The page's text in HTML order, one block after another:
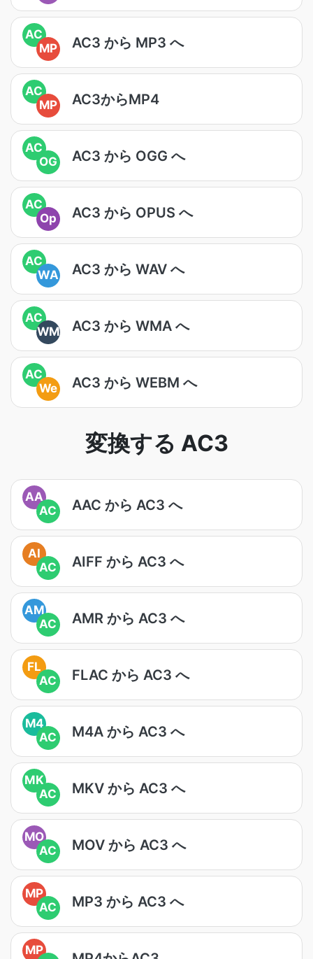
AC
MP
AC3 から MP3 へ
AC
MP
AC3からMP4
AC
OG
AC3 から OGG へ
AC
Op
AC3 から OPUS へ
AC
WA
AC3 から WAV へ
AC
WM
AC3 から WMA へ
AC
We
AC3 から WEBM へ
変換する AC3
AA
AC
AAC から AC3 へ
AI
AC
AIFF から AC3 へ
AM
AC
AMR から AC3 へ
FL
AC
FLAC から AC3 へ
M4
AC
M4A から AC3 へ
MK
AC
MKV から AC3 へ
MO
AC
MOV から AC3 へ
MP
AC
MP3 から AC3 へ
MP